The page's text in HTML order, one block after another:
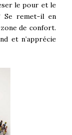
le pour et le
Se remet-il en
de confort.
et n’apprécie